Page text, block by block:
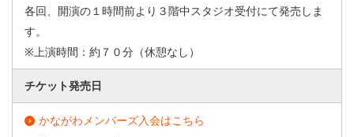
各回、開演の１時間前より３階中スタジオ受付にて発売しま
す。
※上演時間：約７０分（休憩なし）
チケット発売日
かながわメンバーズ入会はこちら